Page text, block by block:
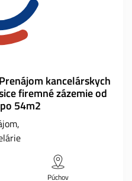
kancelárskych
firemné zázemie od
54m2
Púchov